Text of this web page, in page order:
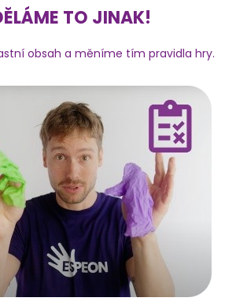
TO JINAK!
obsah a měníme tím pravidla hry.